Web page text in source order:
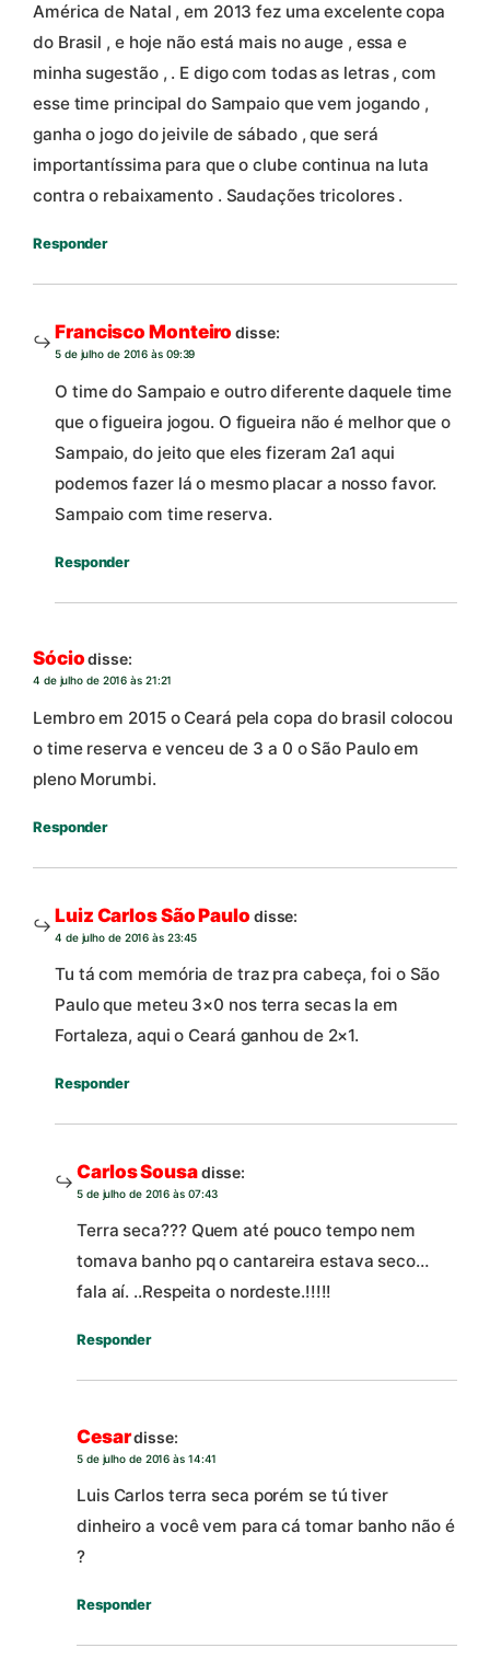
América de Natal , em 2013 fez uma excelente copa
do Brasil , e hoje não está mais no auge , essa e
minha sugestão , . E digo com todas as letras , com
esse time principal do Sampaio que vem jogando ,
ganha o jogo do jeivile de sábado , que será
importantíssima para que o clube continua na luta
contra o rebaixamento . Saudações tricolores .
Responder
Francisco Monteiro disse:
5 de julho de 2016 às 09:39
O time do Sampaio e outro diferente daquele time
que o figueira jogou. O figueira não é melhor que o
Sampaio, do jeito que eles fizeram 2a1 aqui
podemos fazer lá o mesmo placar a nosso favor.
Sampaio com time reserva.
Responder
Sócio disse:
4 de julho de 2016 às 21:21
Lembro em 2015 o Ceará pela copa do brasil colocou
o time reserva e venceu de 3 a 0 o São Paulo em
pleno Morumbi.
Responder
Luiz Carlos São Paulo disse:
4 de julho de 2016 às 23:45
Tu tá com memória de traz pra cabeça, foi o São
Paulo que meteu 3×0 nos terra secas la em
Fortaleza, aqui o Ceará ganhou de 2×1.
Responder
Carlos Sousadisse:
5 de julho de 2016 às 07:43
Terra seca??? Quem até pouco tempo nem
tomava banho pq o cantareira estava seco…
fala aí. ..Respeita o nordeste.!!!!!
Responder
Cesardisse:
5 de julho de 2016 às 14:41
Luis Carlos terra seca porém se tú tiver
dinheiro a você vem para cá tomar banho não é
?
Responder